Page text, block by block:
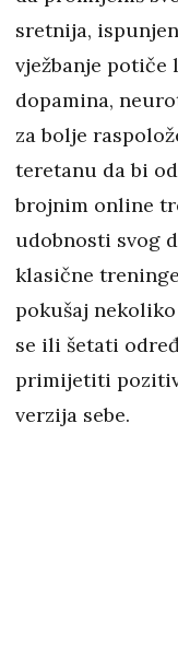
sretnija,
vježbanje potiče
dopamina,
za bolje
teretanu da bi
brojnim online
udobnosti svog
klasične
pokušaj
se ili šetati
primijetiti
verzija sebe.